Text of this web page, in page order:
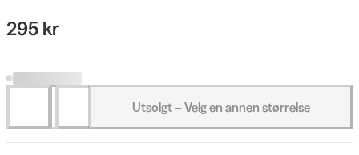
295 kr
Utsolgt – Velg en annen størrelse